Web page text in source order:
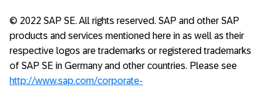
© 2022 SAP SE. All rights reserved. SAP and other SAP
products and services mentioned here in as well as their
respective logos are trademarks or registered trademarks
of SAP SE in Germany and other countries. Please see
http://www.sap.com/corporate-